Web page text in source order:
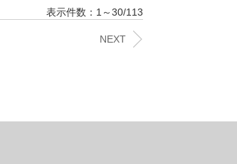
表示件数：1～30/113
NEXT